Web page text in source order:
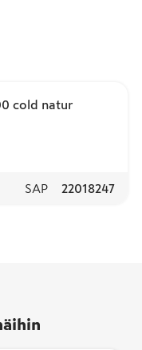
cold natur
SAP 22018247